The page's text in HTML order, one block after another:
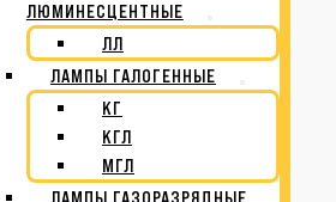
ЛЮМИНЕСЦЕНТНЫЕ
ЛЛ
ЛАМПЫ ГАЛОГЕННЫЕ
КГ
КГЛ
МГЛ